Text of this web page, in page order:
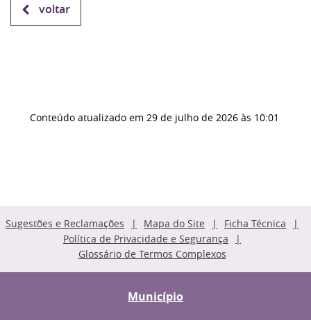
voltar
Conteúdo atualizado em 29 de julho de 2026 às 10:01
Sugestões e Reclamações Mapa do Site
Ficha Técnica
Política de Privacidade e Segurança
Glossário de Termos Complexos
Município